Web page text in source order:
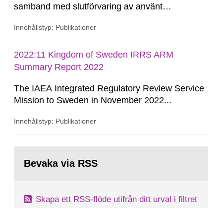
samband med slutförvaring av använt
legat på formella samrådsprocesser kring den
utvecklingsprogram samt SKB:s
tillståndsansökningar enligt kärntekniklagen.
Innehållstyp: Publikationer
2022:11 Kingdom of Sweden IRRS ARM
Summary Report 2022
The IAEA Integrated Regulatory Review Service
Mission to Sweden in November 2022...
Innehållstyp: Publikationer
sida:Bevaka via RSS
Skapa ett RSS-flöde utifrån ditt urval i filtret